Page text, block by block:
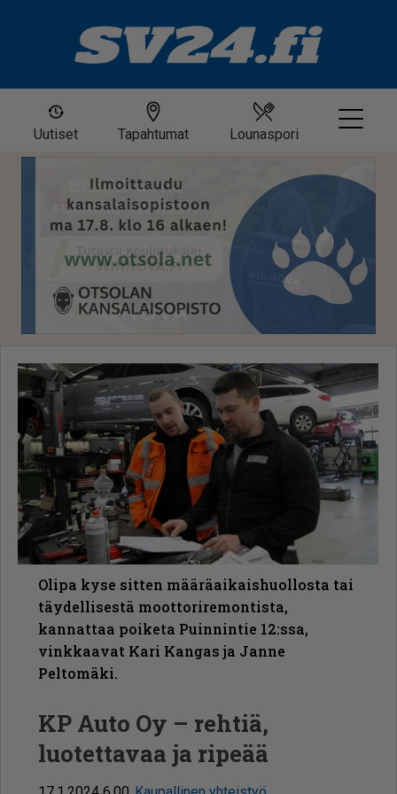
Uutiset Tapahtumat Lounaspori
Olipa kyse sitten määräaikaishuollosta tai
täydellisestä moottoriremontista,
kannattaa poiketa Puinnintie 12:ssa,
vinkkaavat Kari Kangas ja Janne
Peltomäki.
KP Auto Oy – rehtiä,
luotettavaa ja ripeää